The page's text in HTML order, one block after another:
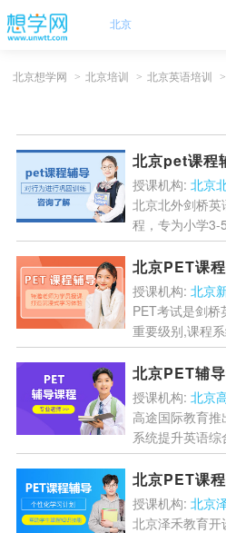
北京
北京想学网 > 北京培训 > 北京英语培训 >
北京pet课程
授课机构: 北京
北京北外剑桥
程，专为小学3-
课系统提升英
词汇，达到高考
试。...[详情]
北京PET课
授课机构: 北京
PET考试是剑桥
重要级别,课程
听说读写能力,
KET进阶学员,提
辅导和全程跟
北京PET辅
授课机构: 北京
高途国际教育
系统提升英语
汇+语法强化,中
高效备考,助力学
PET考试...[详
北京PET课
授课机构: 北京
北京泽禾教育